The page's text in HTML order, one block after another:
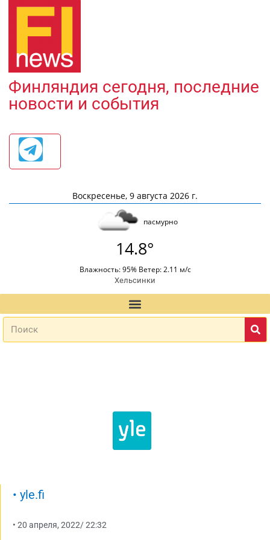
Финляндия сегодня, последние
новости и события
Воскресенье, 9 августа 2026 г.
пасмурно
14.8°
Влажность: 95% Ветер: 2.11 м/с
Хельсинки
• yle.fi
• 20 апреля, 2022/22:32